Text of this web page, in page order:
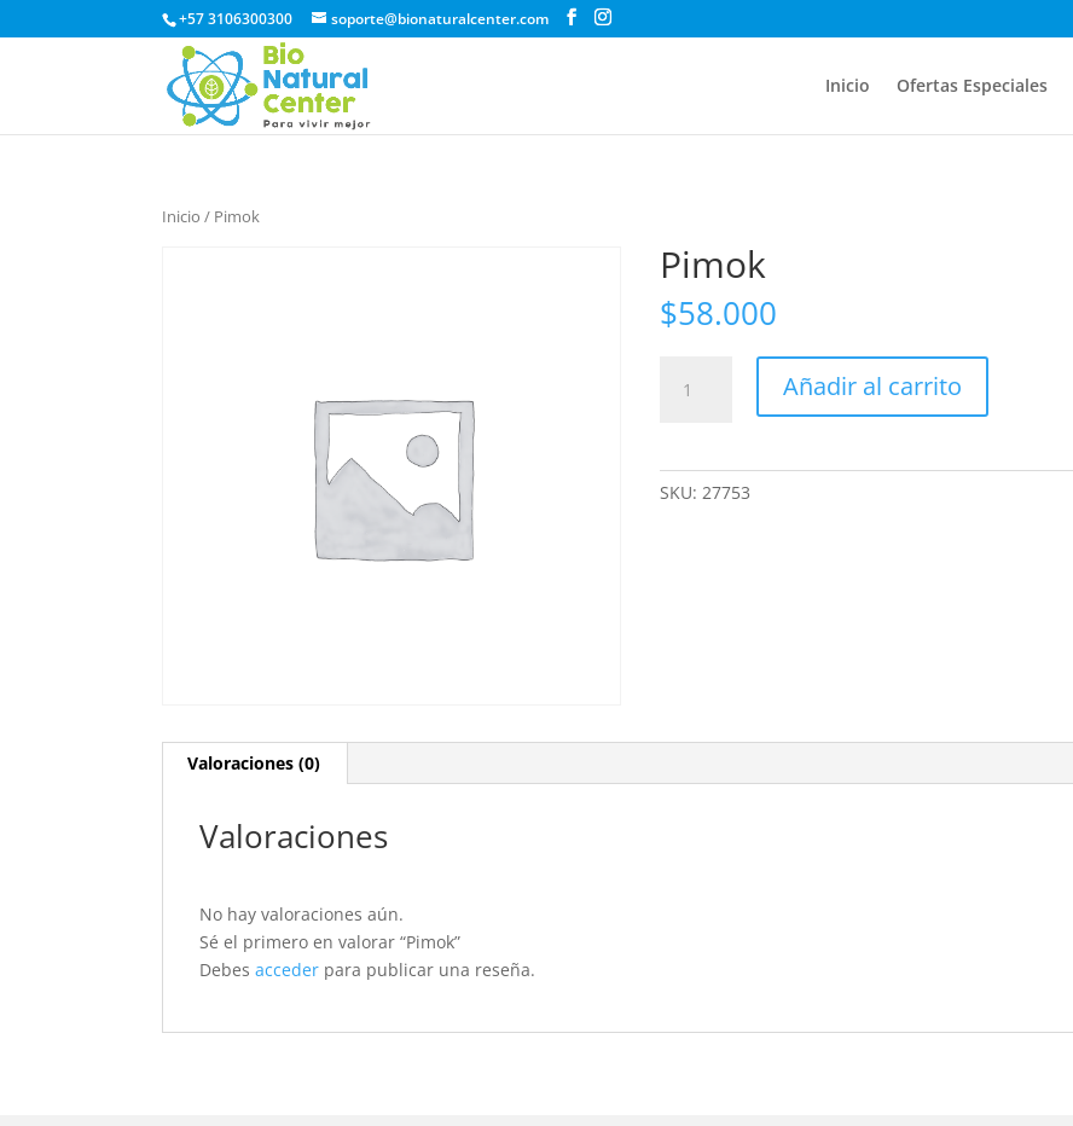
+57 3106300300 soporte@bionaturalcenter.com
Inicio Ofertas Especiales
Inicio / Pimok
Pimok
$58.000
cantidad
Añadir al carrito
SKU:27753
Valoraciones (0)
Valoraciones
No hay valoraciones aún.
Sé el primero en valorar “Pimok”
Debesacceder para publicar una reseña.